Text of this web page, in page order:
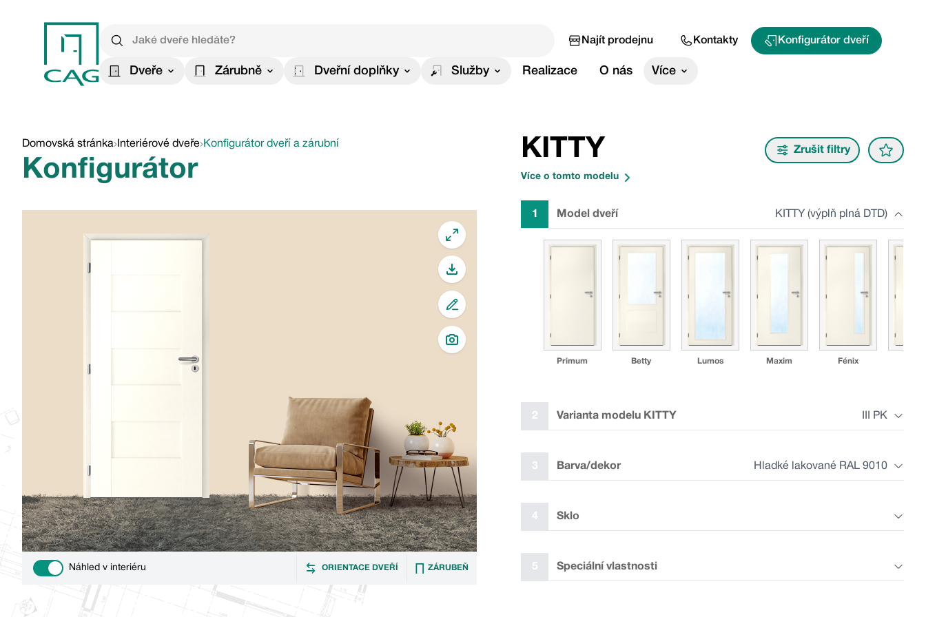
Najít prodejnu Kontakty Konfigurátor dveří
Dveře Zárubně Dveřní doplňky Služby Realizace O nás Více
Domovská stránka Interiérové dveře Konfigurátor dveří a zárubní
Konfigurátor
Use settingNáhled v interiéru ORIENTACE DVEŘÍ ZÁRUBEŇ
KITTY Zrušit filtry
Více o tomto modelu
1 Model dveří KITTY (výplň plná DTD)
Primum Betty Lumos Maxim Fénix
2 Varianta modelu KITTY III PK
I GZ1 I GZ2
3 Barva/dekor Hladké lakované RAL 9010
4 Sklo
5 Speciální vlastnosti